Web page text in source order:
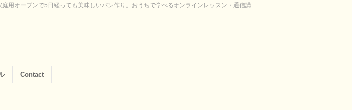
用オーブンで5日経っても美味しいパン作り。おうちで学べるオンラインレッスン・通信講
Contact